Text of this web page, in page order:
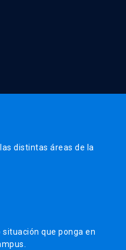
distintas áreas de la
que ponga en